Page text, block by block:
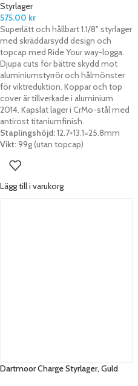
Styrlager
575.00 kr
Superlätt och hållbart 1.1/8" styrlager
med skräddarsydd design och
topcap med Ride Your way-logga.
Djupa cuts för bättre skydd mot
aluminiumstyrrör och hålmönster
för viktreduktion. Koppar och top
cover är tillverkade i aluminium
2014. Kapslat lager i CrMo-stål med
antirost titaniumfinish.
Staplingshöjd:12.7+13.1=25.8mm
Vikt:99g (utan topcap)
Lägg till i varukorg
Dartmoor Charge Styrlager, Guld